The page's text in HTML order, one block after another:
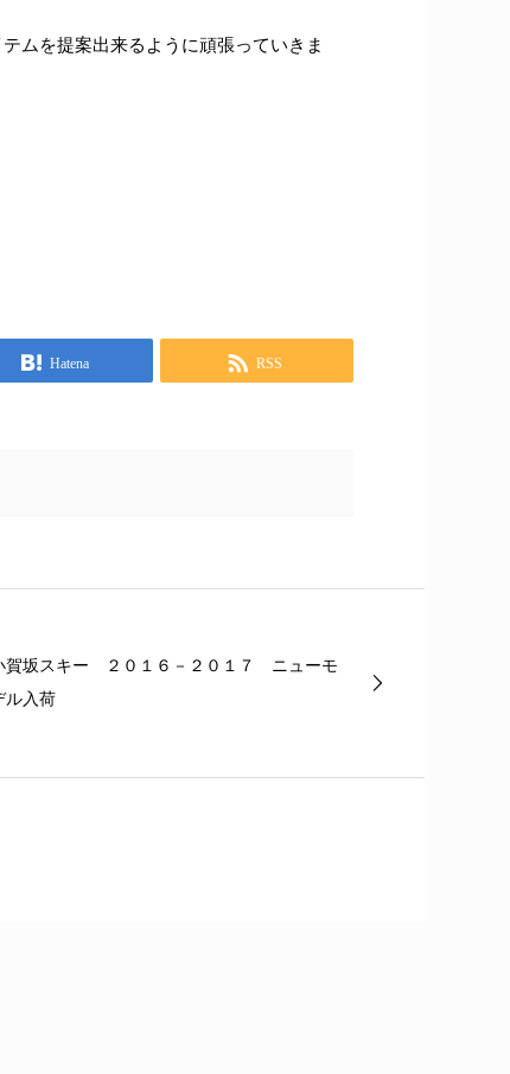
ムを提案出来るように頑張っていきま
Hatena RSS
賀坂スキー ２０１６－２０１７ ニューモ
ル入荷